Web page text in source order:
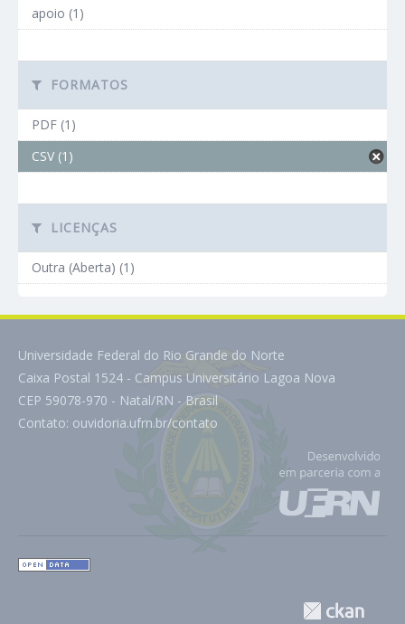
apoio (1)
FORMATOS
PDF (1)
CSV (1)
LICENÇAS
Outra (Aberta) (1)
Universidade Federal do Rio Grande do Norte
Caixa Postal 1524 - Campus Universitário Lagoa Nova
CEP 59078-970 - Natal/RN - Brasil
Contato: ouvidoria.ufrn.br/contato